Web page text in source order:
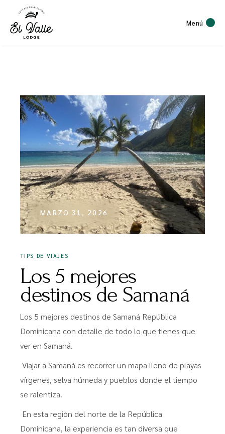
Menú
MARZO 31, 2026
TIPS DE VIAJES
Los 5 mejores
destinos de Samaná
Los 5 mejores destinos de Samaná República
Dominicana con detalle de todo lo que tienes que
ver en Samaná.
Viajar a Samaná es recorrer un mapa lleno de playas
vírgenes, selva húmeda y pueblos donde el tiempo
se ralentiza.
En esta región del norte de la República
Dominicana, la experiencia es tan diversa que